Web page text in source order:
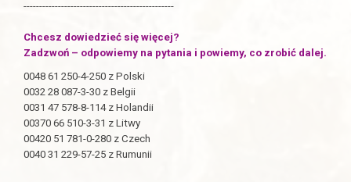
------------------------------------------------
Chcesz dowiedzieć się więcej?
Zadzwoń – odpowiemy na pytania i powiemy, co zrobić dalej.
0048 61 250-4-250 z Polski
0032 28 087-3-30 z Belgii
0031 47 578-8-114 z Holandii
00370 66 510-3-31 z Litwy
00420 51 781-0-280 z Czech
0040 31 229-57-25 z Rumunii